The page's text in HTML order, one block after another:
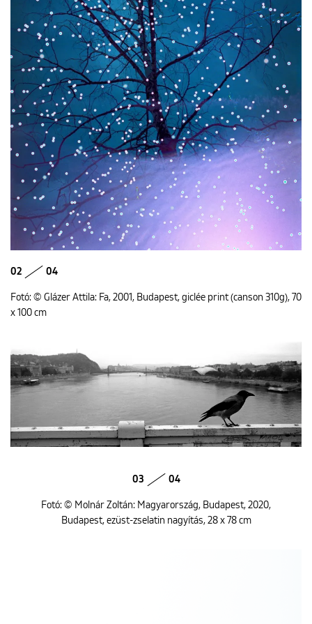
02 04
Fotó: © Glázer Attila: Fa, 2001, Budapest, giclée print (canson 310g), 70
x 100 cm
03 04
Fotó: © Molnár Zoltán: Magyarország, Budapest, 2020,
Budapest, ezüst-zselatin nagyítás, 28 x 78 cm